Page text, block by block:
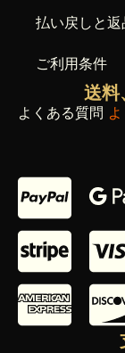
払い戻しと返
ご利用条件
送料
よくある質問